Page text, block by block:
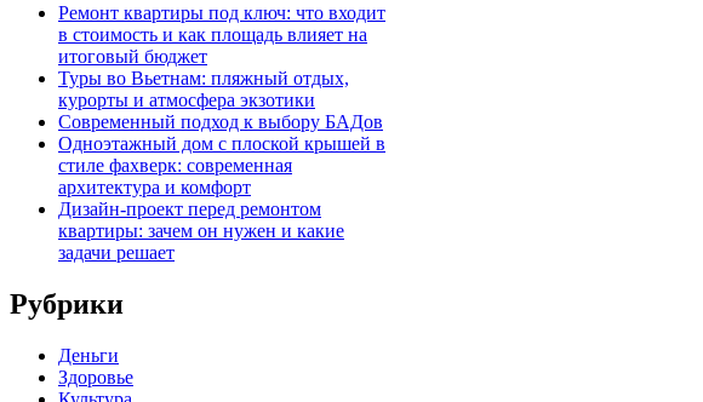
Ремонт квартиры под ключ: что входит
в стоимость и как площадь влияет на
итоговый бюджет
Туры во Вьетнам: пляжный отдых,
курорты и атмосфера экзотики
Современный подход к выбору БАДов
Одноэтажный дом с плоской крышей в
стиле фахверк: современная
архитектура и комфорт
Дизайн-проект перед ремонтом
квартиры: зачем он нужен и какие
задачи решает
Рубрики
Деньги
Здоровье